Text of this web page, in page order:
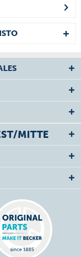
MITTE